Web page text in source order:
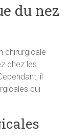
du nez
chirurgicale
chez les
il
qui